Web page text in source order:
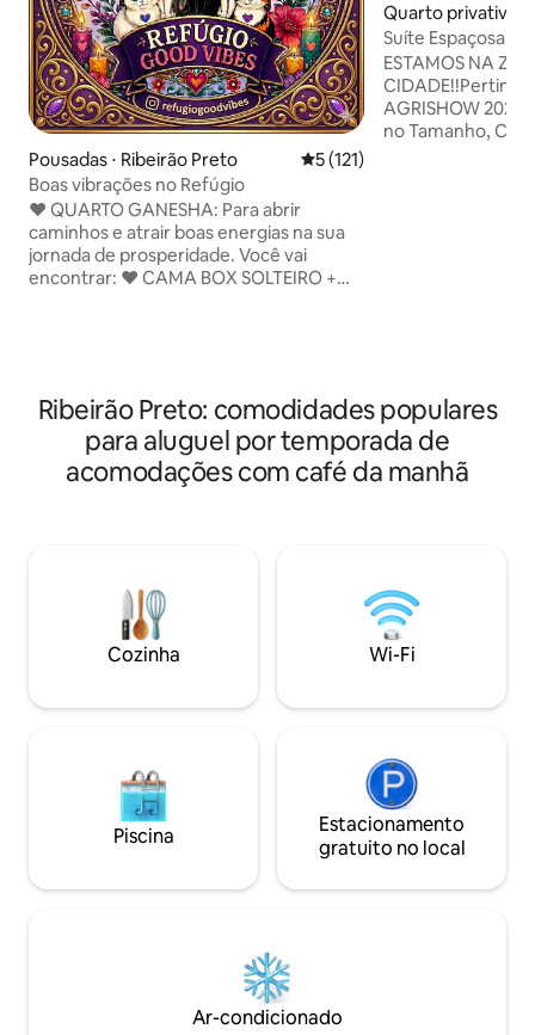
Pousadas ⋅ Ribeirão Preto 5 de uma avaliação média
5 (121)
Boas vibrações no Refúgio
​❤️ QUARTO GANESHA: Para abrir
caminhos e atrair boas energias na sua
jornada de prosperidade. Você vai
encontrar: ❤️ CAMA BOX SOLTEIRO +
ROUPAS + ESPELHO + CABIDES
+CADEIRA + CORTINA + TAPETE ❤️
VARANDA + CHAVE EXCLUSIVA * Ao sair
por gentileza desligar luz, ventilador,
Quarto privativo ⋅
eto
Suíte Espaçosa e
ESTAMOS NA
AGRISHOW
no Tamanho,
HOSPITALEIRA!!!
Ribeirão Preto: comodidades populares
para aluguel por temporada de
acomodações com café da manhã
Cozinha Wi-Fi
Piscina
Estacionamento
gratuito no local
Ar-condicionado